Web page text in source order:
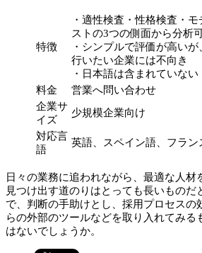
特徴
・適性検査・性格検査・
ストの3つの側面から分析
・シンプルで評価が高い
行いたい企業には不向き
・日本語は含まれていない
料金
営業へ問い合わせ
企業サ
イズ
少規模企業向け
対応言
語
英語、スペイン語、フラン
日々の業務に追われながら、最適な人材
見つけ出す道のりはとっても長いものだ
で、判断の手助けとし、採用プロセスの
らの外部のツールなどを取り入れてみる
はないでしょうか。